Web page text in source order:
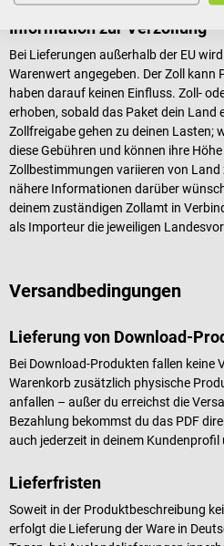
Information zur Verzollung
Bei Lieferungen außerhalb der EU
Warenwert angegeben. Der Zoll kann
haben darauf keinen Einfluss. Zoll-
erhoben, sobald das Paket dein Land
Zollfreigabe gehen zu deinen Lasten;
diese Gebühren und können ihre
Zollbestimmungen variieren von
nähere Informationen darüber
deinem zuständigen Zollamt in
als Importeur die jeweiligen
Versandbedingungen
Lieferung von Download-
Bei Download-Produkten fallen keine
Warenkorb zusätzlich physische
anfallen – außer du erreichst die
Bezahlung bekommst du das PDF
auch jederzeit in deinem Kundenprofil
Lieferfristen
Soweit in der Produktbeschreibung
erfolgt die Lieferung der Ware in